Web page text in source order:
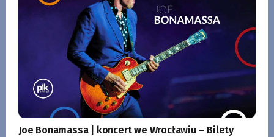
Joe Bonamassa | koncert we Wrocławiu – Bilety